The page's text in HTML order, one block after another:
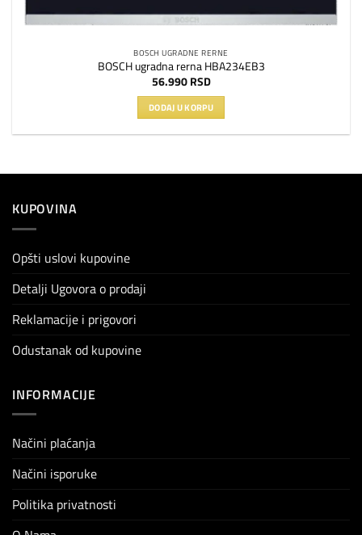
BOSCH UGRADNE RERNE
BOSCH ugradna rerna HBA234EB3
56.990 RSD
DODAJ U KORPU
KUPOVINA
Opšti uslovi kupovine
Detalji Ugovora o prodaji
Reklamacije i prigovori
Odustanak od kupovine
INFORMACIJE
Načini plaćanja
Načini isporuke
Politika privatnosti